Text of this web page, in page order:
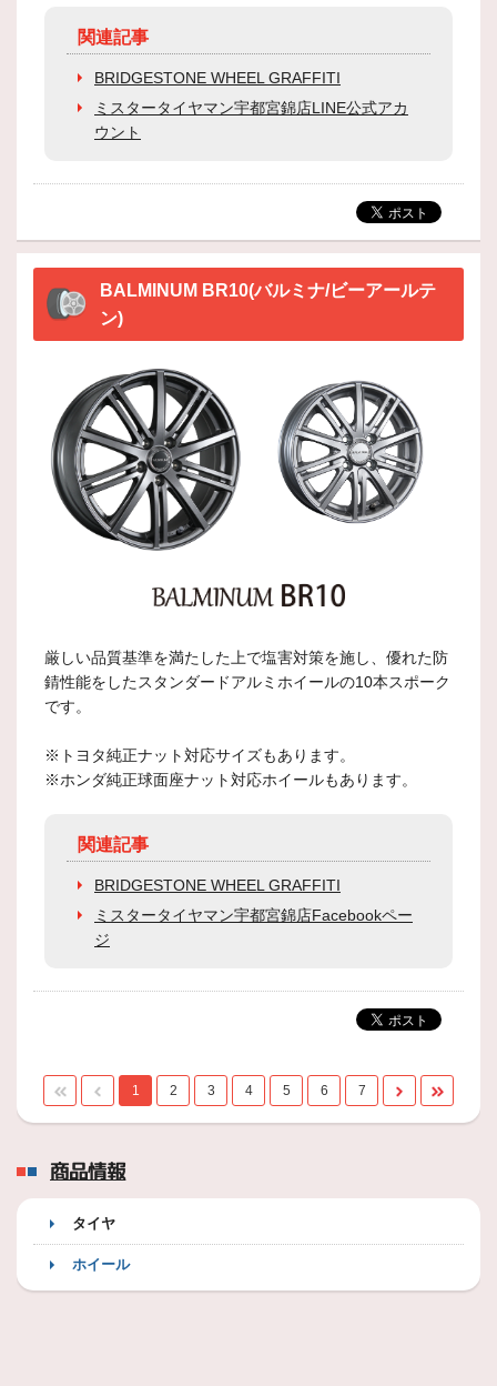
関連記事
BRIDGESTONE WHEEL GRAFFITI
ミスタータイヤマン宇都宮錦店LINE公式アカ
ウント
BALMINUM BR10(バルミナ/ビーアールテ
ン)
厳しい品質基準を満たした上で塩害対策を施し、優れた防
錆性能をしたスタンダードアルミホイールの10本スポーク
です。
※トヨタ純正ナット対応サイズもあります。
※ホンダ純正球面座ナット対応ホイールもあります。
関連記事
BRIDGESTONE WHEEL GRAFFITI
ミスタータイヤマン宇都宮錦店Facebookペー
ジ
1 2 3 4 5 6 7
商品情報
タイヤ
ホイール